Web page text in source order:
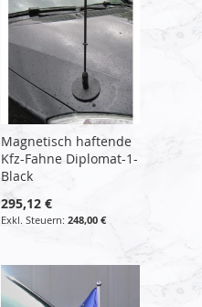
Magnetisch haftende
Kfz-Fahne Diplomat-1-
Black
295,12 €
248,00 €